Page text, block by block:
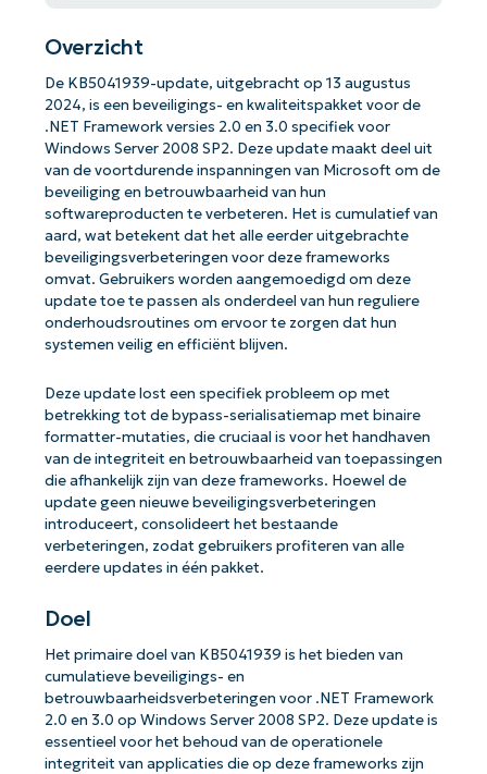
Overzicht
De KB5041939-update, uitgebracht op 13 augustus
2024, is een beveiligings- en kwaliteitspakket voor de
.NET Framework versies 2.0 en 3.0 specifiek voor
Windows Server 2008 SP2. Deze update maakt deel uit
van de voortdurende inspanningen van Microsoft om de
beveiliging en betrouwbaarheid van hun
softwareproducten te verbeteren. Het is cumulatief van
aard, wat betekent dat het alle eerder uitgebrachte
beveiligingsverbeteringen voor deze frameworks
omvat. Gebruikers worden aangemoedigd om deze
update toe te passen als onderdeel van hun reguliere
onderhoudsroutines om ervoor te zorgen dat hun
systemen veilig en efficiënt blijven.
Deze update lost een specifiek probleem op met
betrekking tot de bypass-serialisatiemap met binaire
formatter-mutaties, die cruciaal is voor het handhaven
van de integriteit en betrouwbaarheid van toepassingen
die afhankelijk zijn van deze frameworks. Hoewel de
update geen nieuwe beveiligingsverbeteringen
introduceert, consolideert het bestaande
verbeteringen, zodat gebruikers profiteren van alle
eerdere updates in één pakket.
Doel
Het primaire doel van KB5041939 is het bieden van
cumulatieve beveiligings- en
betrouwbaarheidsverbeteringen voor .NET Framework
2.0 en 3.0 op Windows Server 2008 SP2. Deze update is
essentieel voor het behoud van de operationele
integriteit van applicaties die op deze frameworks zijn